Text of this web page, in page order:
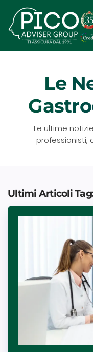
Passa
al
contenuto
Le
Le ultime
professionisti,
Ultimi Articoli